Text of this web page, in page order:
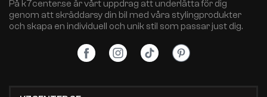
På k7center.se är vårt uppdrag att underlätta för dig
genom att skräddarsy din bil med våra stylingprodukter
och skapa en individuell och unik stil som passar just dig.